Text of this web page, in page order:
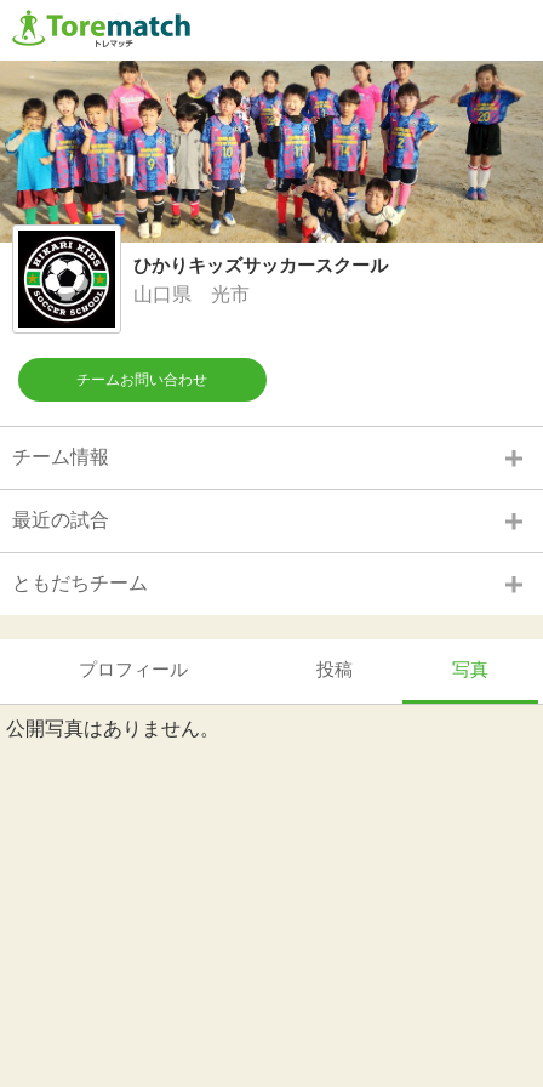
ひかりキッズサッカースクール
山口県 光市
チームお問い合わせ
チーム情報
最近の試合
ともだちチーム
プロフィール 投稿 写真
公開写真はありません。